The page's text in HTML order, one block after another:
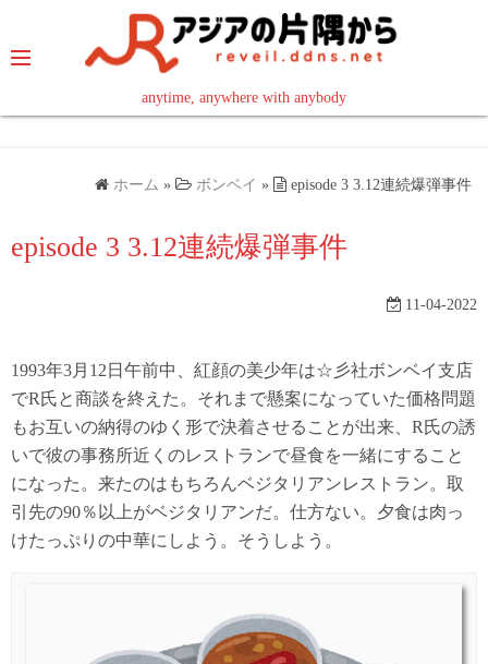
テ
ッ
anytime, anywhere with anybody
read in your language
ホーム » ボンベイ » episode 3 3.12連続爆弾事件
episode 3 3.12連続爆弾事件
11-04-2022
1993年3月12日午前中、紅顔の美少年は☆彡社ボンベイ支店
でR氏と商談を終えた。それまで懸案になっていた価格問題
もお互いの納得のゆく形で決着させることが出来、R氏の誘
いで彼の事務所近くのレストランで昼食を一緒にすること
になった。来たのはもちろんベジタリアンレストラン。取
引先の90％以上がベジタリアンだ。仕方ない。夕食は肉っ
けたっぷりの中華にしよう。そうしよう。